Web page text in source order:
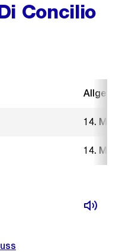
Concilio
14.
14.